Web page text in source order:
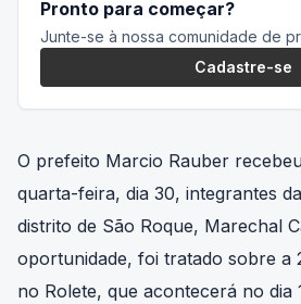
Pronto para começar?
Junte-se à nossa comunidade de
Cadastre-se
O prefeito Marcio Rauber
quarta-feira, dia 30, integrantes
distrito de São Roque, Marechal
oportunidade, foi tratado sobre a
no Rolete, que acontecerá no dia